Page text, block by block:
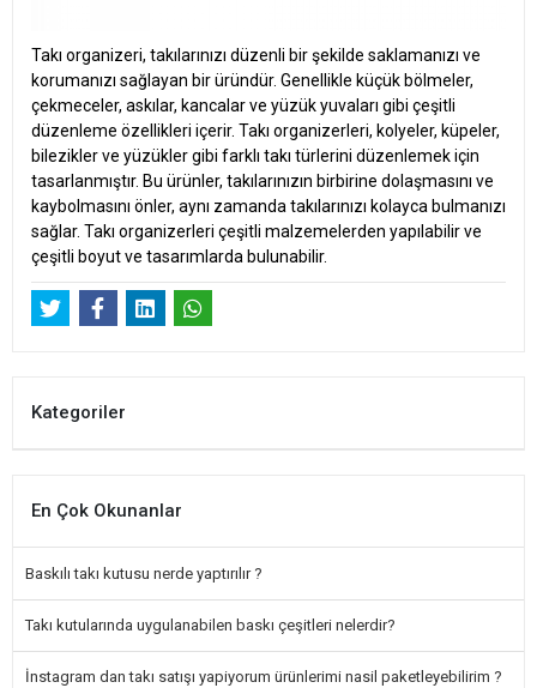
Takı organizeri, takılarınızı düzenli bir şekilde saklamanızı ve
korumanızı sağlayan bir üründür. Genellikle küçük bölmeler,
çekmeceler, askılar, kancalar ve yüzük yuvaları gibi çeşitli
düzenleme özellikleri içerir. Takı organizerleri, kolyeler, küpeler,
bilezikler ve yüzükler gibi farklı takı türlerini düzenlemek için
tasarlanmıştır. Bu ürünler, takılarınızın birbirine dolaşmasını ve
kaybolmasını önler, aynı zamanda takılarınızı kolayca bulmanızı
sağlar. Takı organizerleri çeşitli malzemelerden yapılabilir ve
çeşitli boyut ve tasarımlarda bulunabilir.
Kategoriler
En Çok Okunanlar
Baskılı takı kutusu nerde yaptırılır ?
Takı kutularında uygulanabilen baskı çeşitleri nelerdir?
İnstagram dan takı satışı yapiyorum ürünlerimi nasil paketleyebilirim ?